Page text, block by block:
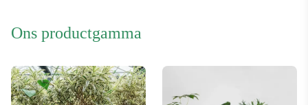
ons productgamma